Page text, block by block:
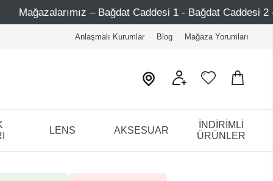
Caddesi 1 - Bağdat Caddesi 2 - Nişantaşı – Etiler –
Anlaşmalı Kurumlar Blog Mağaza Yorumları
LENS AKSESUAR
İNDİRİMLİ
ÜRÜNLER